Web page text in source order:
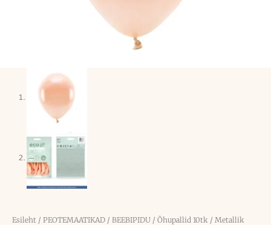
Esileht / PEOTEMAATIKAD / BEEBIPIDU / Õhupallid 10tk / Metallik